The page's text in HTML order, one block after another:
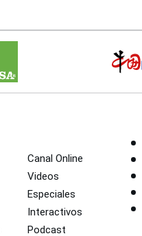
Canal Online
Videos
Especiales
Interactivos
Podcast